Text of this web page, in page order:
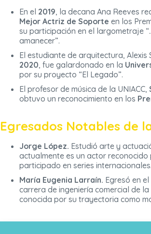
En el 2019, la decana Ana Reeves
Mejor Actriz de Soporte en los
su participación en el largometraje
amanecer”.
El estudiante de arquitectura, Alexis
2020, fue galardonado en la
por su proyecto “El Legado”.
El profesor de música de la UNIACC,
obtuvo un reconocimiento en los
Egresados Notables de
Jorge López. Estudió arte y
actualmente es un actor reconocido
participado en series internacionales.
María Eugenia Larraín. Egresó en
carrera de ingeniería comercial de la
conocida por su trayectoria como